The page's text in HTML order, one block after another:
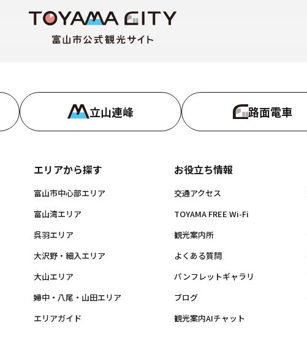
立山連峰 路面電車
エリアから探す
富山市中心部エリア
富山湾エリア
呉羽エリア
大沢野・細入エリア
大山エリア
婦中・八尾・山田エリア
エリアガイド
お役立ち情報
交通アクセス
TOYAMA FREE Wi-Fi
観光案内所
よくある質問
パンフレットギャラリ
ブログ
観光案内AIチャット